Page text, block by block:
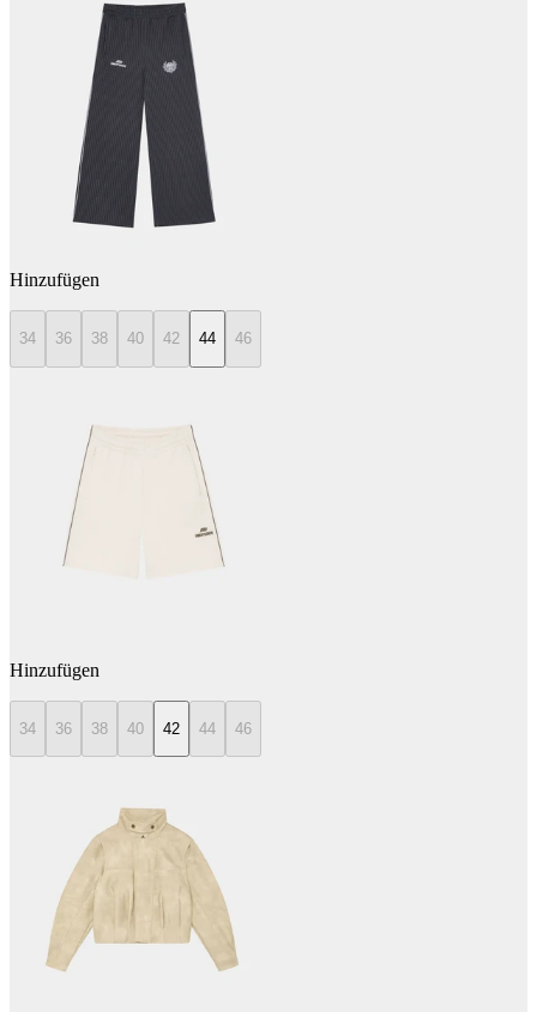
Hinzufügen
34 36 38 40 42 44 46
Hinzufügen
34 36 38 40 42 44 46